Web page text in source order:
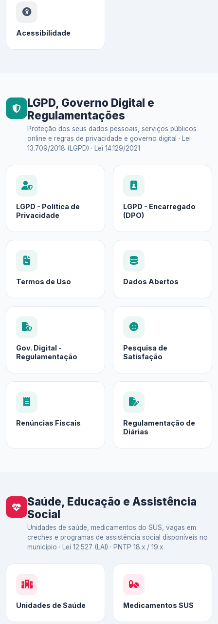
Acessibilidade
LGPD, Governo Digital e
Regulamentações
Proteção dos seus dados pessoais, serviços públicos
online e regras de privacidade e governo digital · Lei
13.709/2018 (LGPD) · Lei 14.129/2021
LGPD - Política de
Privacidade
LGPD - Encarregado
(DPO)
Termos de Uso Dados Abertos
Gov. Digital -
Regulamentação
Pesquisa de
Satisfação
Renúncias Fiscais
Regulamentação de
Diárias
Saúde, Educação e Assistência
Social
Unidades de saúde, medicamentos do SUS, vagas em
creches e programas de assistência social disponíveis no
município · Lei 12.527 (LAI) · PNTP 18.x / 19.x
Unidades de Saúde Medicamentos SUS